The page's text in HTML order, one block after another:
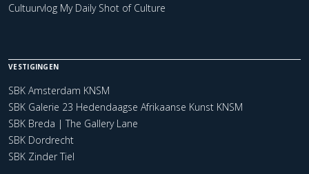
Cultuurvlog My Daily Shot of Culture
VESTIGINGEN
SBK Amsterdam KNSM
SBK Galerie 23 Hedendaagse Afrikaanse Kunst KNSM
SBK Breda | The Gallery Lane
SBK Dordrecht
SBK Zinder Tiel